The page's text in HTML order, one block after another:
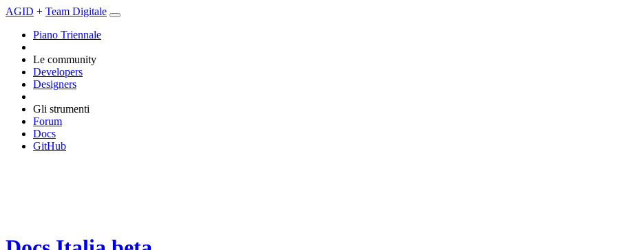
AGID + Team Digitale
Piano Triennale
Le community
Developers
Designers
Gli strumenti
Forum
Docs
GitHub